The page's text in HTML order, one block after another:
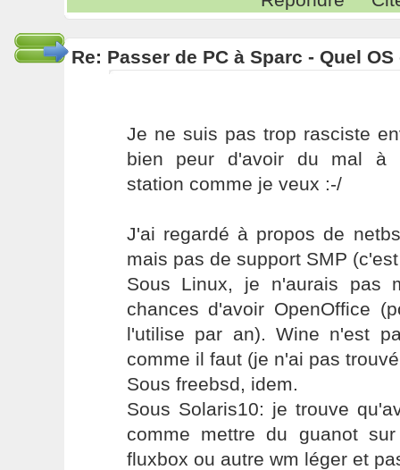
Re: Passer de PC à Sparc - Quel
Je ne suis pas trop rasciste
bien peur d'avoir du mal à
station comme je veux :-/
J'ai regardé à propos de
mais pas de support SMP
Sous Linux, je n'aurais pas
chances d'avoir OpenOffice
l'utilise par an). Wine n'est
comme il faut (je n'ai pas
Sous freebsd, idem.
Sous Solaris10: je trouve
comme mettre du guanot
fluxbox ou autre wm léger et